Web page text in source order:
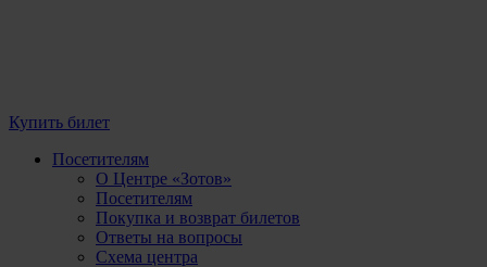
Купить билет
Посетителям
О Центре «Зотов»
Посетителям
Покупка и возврат билетов
Ответы на вопросы
Схема центра